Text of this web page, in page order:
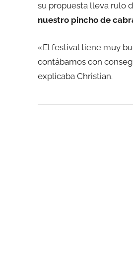
su propuesta lleva rulo
nuestro pincho de
«El festival tiene muy
contábamos con
explicaba Christian.